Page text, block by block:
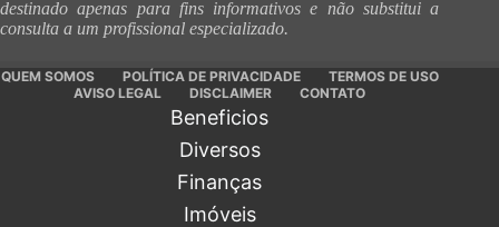
destinado apenas para fins informativos e não substitui a
consulta a um profissional especializado.
QUEM SOMOS POLÍTICA DE PRIVACIDADE
TERMOS DE USO
AVISO LEGAL
DISCLAIMER CONTATO
Beneficios
Diversos
Finanças
Imóveis